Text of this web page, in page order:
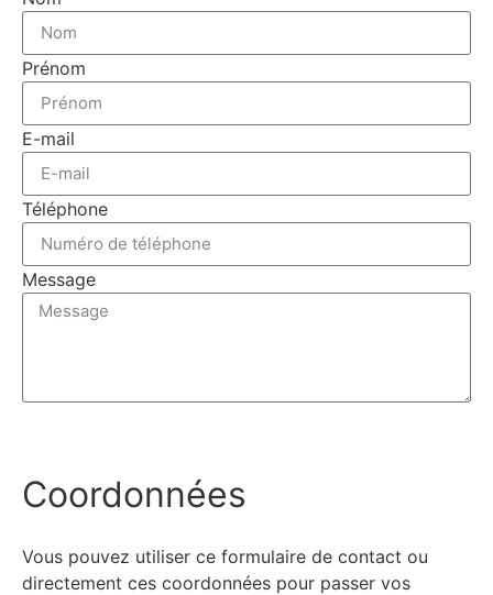
Prénom
E-mail
Téléphone
Message
Coordonnées
Vous pouvez utiliser ce formulaire de contact ou
directement ces coordonnées pour passer vos